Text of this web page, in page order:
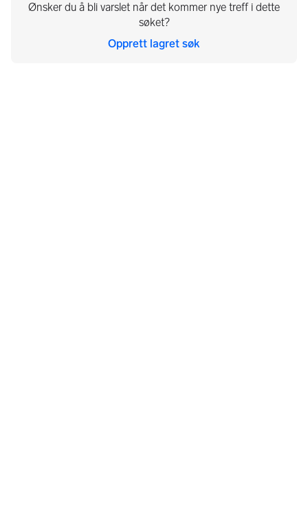
Ønsker du å bli varslet når det kommer nye treff i dette
søket?
Opprett lagret søk